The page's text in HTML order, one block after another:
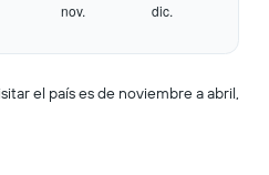
nov. dic.
el país es de noviembre a abril,